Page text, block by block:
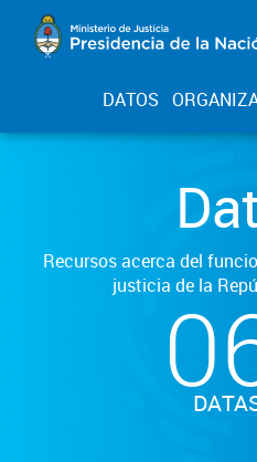
DATOS
Recursos acerca del
justicia de la